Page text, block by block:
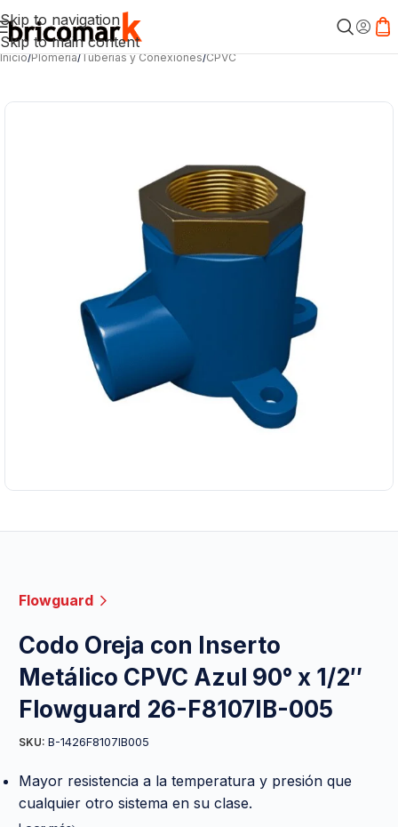
Skip to navigation
Skip to main content
Inicio/Plomería/Tuberías y Conexiones/CPVC
Flowguard
Codo Oreja con Inserto
Metálico CPVC Azul 90° x 1/2″
Flowguard 26-F8107IB-005
SKU: B-1426F8107IB005
Mayor resistencia a la temperatura y presión que
cualquier otro sistema en su clase.